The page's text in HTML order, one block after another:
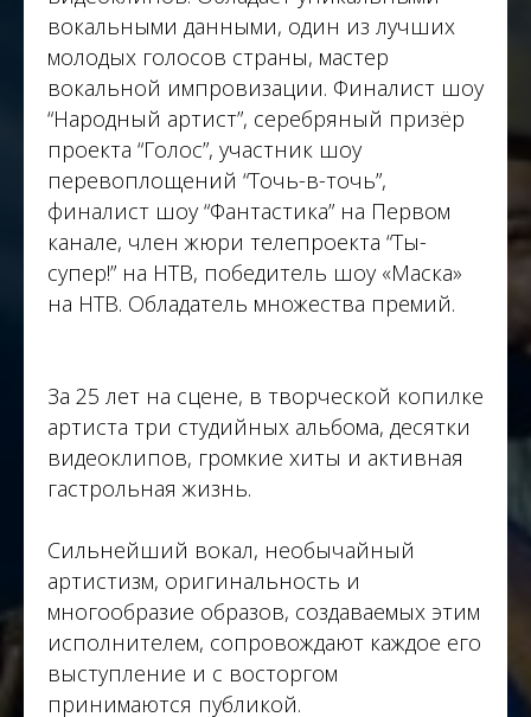
вокальными данными, один из лучших
молодых голосов страны, мастер
вокальной импровизации. Финалист шоу
“Народный артист”, серебряный призёр
проекта “Голос”, участник шоу
перевоплощений “Точь-в-точь”,
финалист шоу “Фантастика” на Первом
канале, член жюри телепроекта “Ты-
супер!” на НТВ, победитель шоу «Маска»
на НТВ. Обладатель множества премий.
За 25 лет на сцене, в творческой копилке
артиста три студийных альбома, десятки
видеоклипов, громкие хиты и активная
гастрольная жизнь.
Сильнейший вокал, необычайный
артистизм, оригинальность и
многообразие образов, создаваемых этим
исполнителем, сопровождают каждое его
выступление и с восторгом
принимаются публикой.